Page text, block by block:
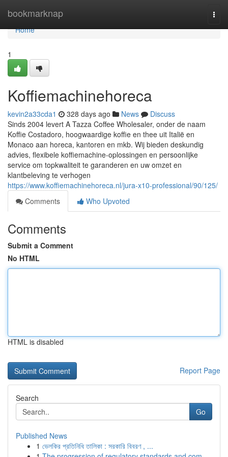
bookmarknap
Home
Home
1
Koffiemachinehoreca
kevin2a33cda1 328 days ago News
Discuss
Sinds 2004 levert A Tazza Coffee Wholesaler, onder de naam
Koffie Costadoro, hoogwaardige koffie en thee uit Italië en
Monaco aan horeca, kantoren en mkb. Wij bieden deskundig
advies, flexibele koffiemachine-oplossingen en persoonlijke
service om topkwaliteit te garanderen en uw omzet en
klantbeleving te verhogen
https://www.koffiemachinehoreca.nl/jura-x10-professional/90/125/
Comments
Who Upvoted
Comments
Submit a Comment
No HTML
HTML is disabled
Report Page
Search
Go
Published News
1 ভেলকির প্রতিনিধি তালিকা : সরকারি বিবরণ , ...